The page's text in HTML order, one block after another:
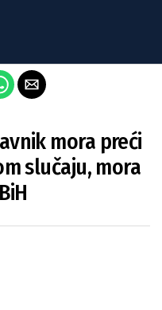
mora preći
slučaju, mora